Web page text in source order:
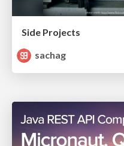
Side Projects
sachag